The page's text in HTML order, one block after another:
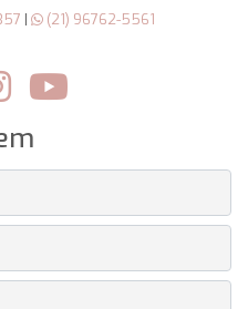
|
(21) 96762-5561